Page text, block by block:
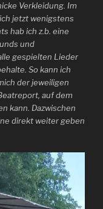
Verkleidung. Im
jetzt wenigstens
hab ich z.b. eine
und
gespielten Lieder
So kann ich
der jeweiligen
auf dem
kann. Dazwischen
direkt weiter geben